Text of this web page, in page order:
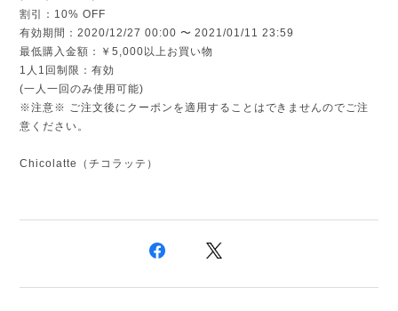
割引：10% OFF
有効期間：2020/12/27 00:00 〜 2021/01/11 23:59
最低購入金額：￥5,000以上お買い物
1人1回制限：有効
(一人一回のみ使用可能)
※注意※ ご注文後にクーポンを適用することはできませんのでご注
意ください。
Chicolatte（チコラッテ）